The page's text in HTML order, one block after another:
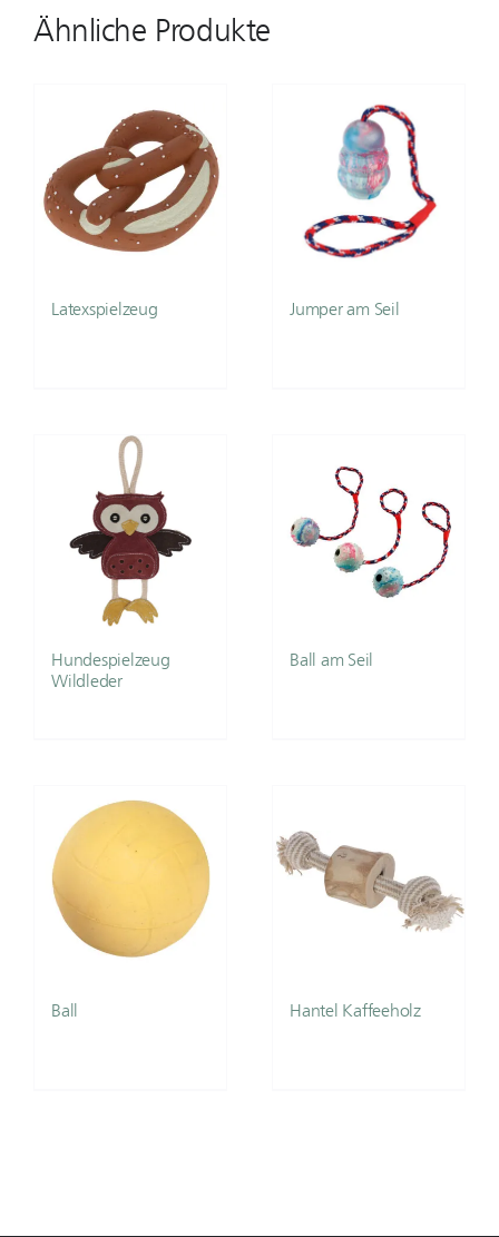
Ähnliche Produkte
Latexspielzeug Jumper am Seil
Hundespielzeug
Wildleder
Ball am Seil
Ball Hantel Kaffeeholz